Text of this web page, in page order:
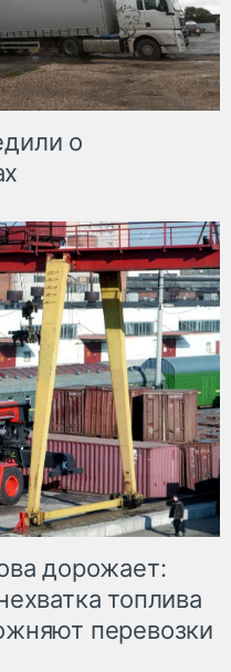
о
дорожает:
топлива
перевозки